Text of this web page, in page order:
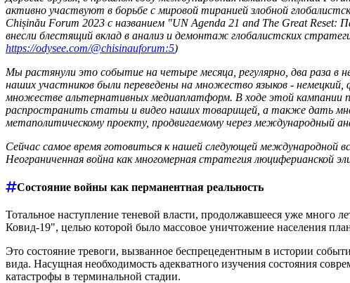
активно участвуют в борьбе с мировой тиранией злобной
Chișinău Forum 2023 с названием "UN Agenda 21 and The Great
внесли блестящий вклад в анализ и демонтаж глобалистских
https://odysee.com/@chisinauforum:5)
Мы растянули это событие на четыре месяца, регулярно, два раза в
наших участников были переведены на множество языков - немецкий,
множестве альтернативных медиаплатформ. В ходе этой кампании
распространить статьи и видео наших товарищей, а также дать
метаполитическому проекту, продвигаемому через международный
Сейчас самое время готовиться к нашей следующей международной
Неограниченная война как многомерная стратегия люциферианской
Состояние войны как перманентная реальность
Тотальное наступление теневой власти, продолжавшееся уже много
Ковид-19", целью которой было массовое уничтожение населения
Это состояние тревоги, вызванное беспрецедентным в истории
вида. Насущная необходимость адекватного изучения состояния
катастрофы в терминальной стадии.